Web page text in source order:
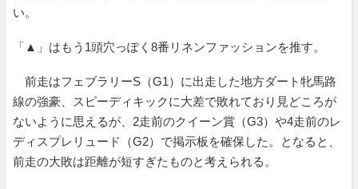
い。
「▲」はもう1頭穴っぽく8番リネンファッションを推す。
前走はフェブラリーS（G1）に出走した地方ダート牝馬路
線の強豪、スピーディキックに大差で敗れており見どころが
ないように思えるが、2走前のクイーン賞（G3）や4走前のレ
ディスプレリュード（G2）で掲示板を確保した。となると、
前走の大敗は距離が短すぎたものと考えられる。